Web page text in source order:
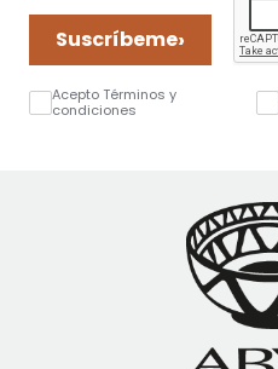
Suscríbeme›
Acepto Términos y
condiciones